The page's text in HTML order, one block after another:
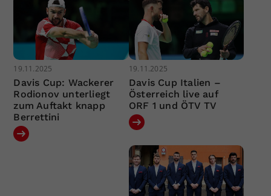
19.11.2025
Davis Cup: Wackerer
Rodionov unterliegt
zum Auftakt knapp
Berrettini
19.11.2025
Davis Cup Italien –
Österreich live auf
ORF 1 und ÖTV TV